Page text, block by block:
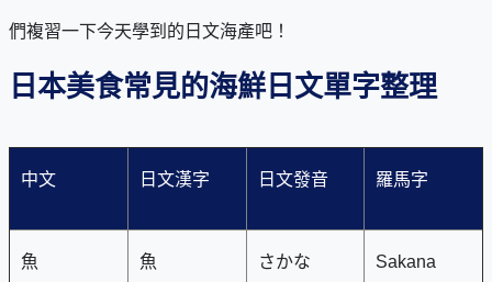
們複習一下今天學到的日文海產吧！
日本美食常見的海鮮日文單字整理
中文 日文漢字 日文發音 羅馬字
魚 魚 さかな Sakana